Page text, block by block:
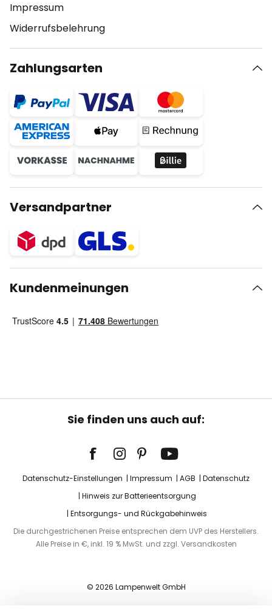
Impressum
Widerrufsbelehrung
Zahlungsarten
Versandpartner
Kundenmeinungen
Sie finden uns auch auf:
Datenschutz-Einstellungen Impressum AGB
Datenschutz
Hinweis zur Batterieentsorgung
Entsorgungs- und Rückgabehinweis
Die durchgestrichenen Preise entsprechen dem UVP des Herstellers.
Alle Preise in €, inkl. 19 % MwSt. und zzgl. Versandkosten
© 2026 Lampenwelt GmbH